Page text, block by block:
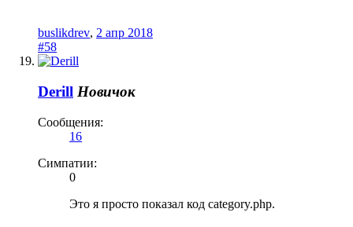
buslikdrev, 2 апр 2018
#58
Derill Новичок
Сообщения:
16
Симпатии:
0
Это я просто показал код category.php.